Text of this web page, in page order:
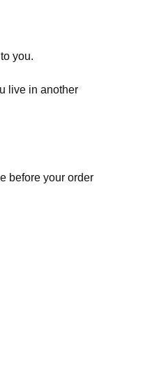
you.
live in another
before your order